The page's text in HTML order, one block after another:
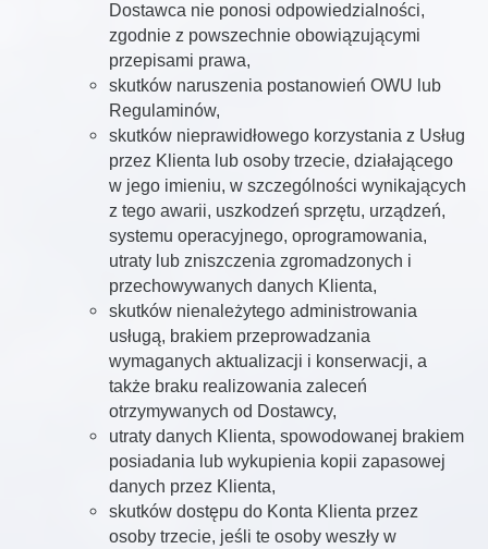
Dostawca nie ponosi odpowiedzialności,
zgodnie z powszechnie obowiązującymi
przepisami prawa,
skutków naruszenia postanowień OWU lub
Regulaminów,
skutków nieprawidłowego korzystania z Usług
przez Klienta lub osoby trzecie, działającego
w jego imieniu, w szczególności wynikających
z tego awarii, uszkodzeń sprzętu, urządzeń,
systemu operacyjnego, oprogramowania,
utraty lub zniszczenia zgromadzonych i
przechowywanych danych Klienta,
skutków nienależytego administrowania
usługą, brakiem przeprowadzania
wymaganych aktualizacji i konserwacji, a
także braku realizowania zaleceń
otrzymywanych od Dostawcy,
utraty danych Klienta, spowodowanej brakiem
posiadania lub wykupienia kopii zapasowej
danych przez Klienta,
skutków dostępu do Konta Klienta przez
osoby trzecie, jeśli te osoby weszły w